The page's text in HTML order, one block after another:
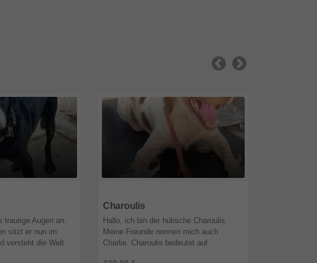
traurige Augen an.
sitzt er nun im
versteht die Welt
Charoulis
Hallo, ich bin der hübsche Charoulis.
Meine Freunde nennen mich auch
Charlie. Charoulis bedeutet auf